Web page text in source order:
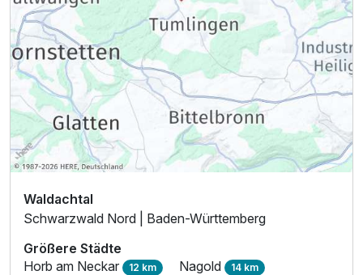
Waldachtal
Schwarzwald Nord | Baden-Württemberg
Größere Städte
Horb am Neckar 12 km Nagold 14 km